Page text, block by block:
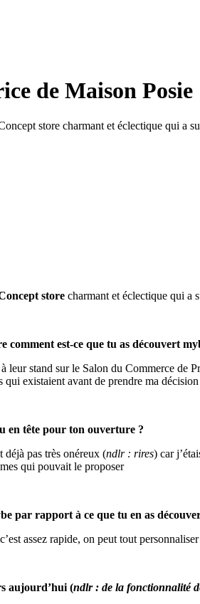
de Maison Posie
store charmant et éclectique qui a
store charmant et éclectique qui a
est-ce que tu as découvert
stand sur le Salon du Commerce
existaient avant de prendre ma
en tête pour ton ouverture ?
déjà pas très onéreux (ndlr : rires) car
qui pouvait le proposer
par rapport à ce que tu en as
assez rapide, on peut tout
aujourd’hui (ndlr : de la fonctionnalité